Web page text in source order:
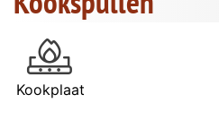
Kookplaat